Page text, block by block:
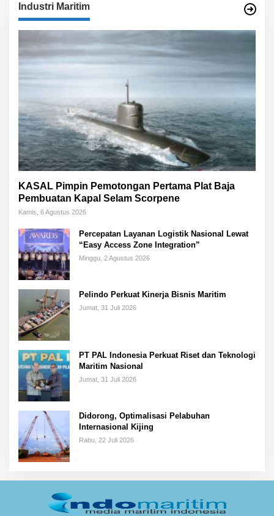
Industri Maritim
KASAL Pimpin Pemotongan Pertama Plat Baja
Pembuatan Kapal Selam Scorpene
Kamis, 6 Agustus 2026
Percepatan Layanan Logistik Nasional Lewat
“Easy Access Zone Integration”
Minggu, 2 Agustus 2026
Pelindo Perkuat Kinerja Bisnis Maritim
Jumat, 31 Juli 2026
PT PAL Indonesia Perkuat Riset dan Teknologi
Maritim Nasional
Jumat, 31 Juli 2026
Didorong, Optimalisasi Pelabuhan
Internasional Kijing
Rabu, 22 Juli 2026